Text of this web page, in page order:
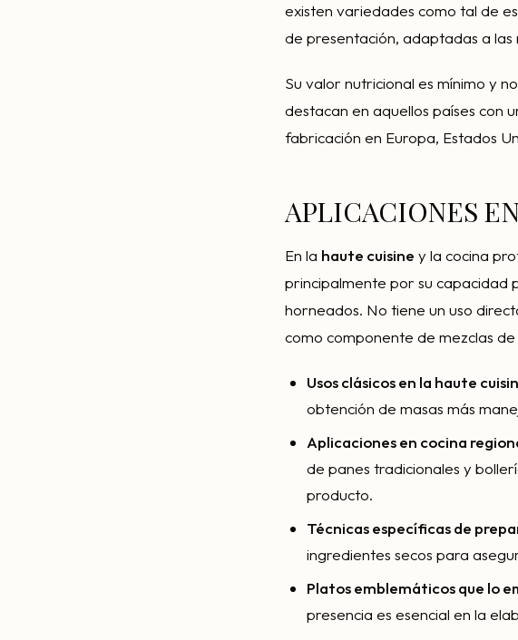
existen variedades como tal de
de presentación, adaptadas a
Su valor nutricional es mínimo y
destacan en aquellos países con
fabricación en Europa, Estados
APLICACIONES
En la haute cuisine y la cocina
principalmente por su capacidad
horneados. No tiene un uso
como componente de mezclas
Usos clásicos en la haute
obtención de masas más
Aplicaciones en cocina
de panes tradicionales y
producto.
Técnicas específicas de
ingredientes secos para
Platos emblemáticos que lo
presencia es esencial en la